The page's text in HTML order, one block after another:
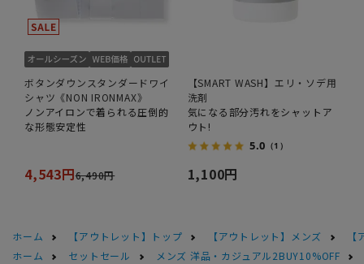
ボタンダウンスタンダードワイ
シャツ《NON IRONMAX》
ノンアイロンで着られる圧倒的
な形態安定性
4,543円6,490円
【SMART WASH】エリ・ソデ用
洗剤
気になる部分汚れをシャットア
ウト!
5.0 （1）
1,100円
ホーム 【アウトレット】トップ 【アウトレット】メンズ
ホーム
セットセール
メンズ 洋品・カジュアル2BUY10%OFF